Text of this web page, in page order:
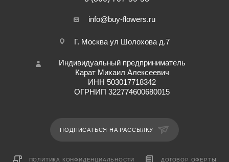
info@buy-flowers.ru
Г. Москва ул Шолохова д.7
Индивидуальный предприниматель
Карат Михаил Алексеевич
ИНН 503017718342
ОГРНИП 322774600680015
ПОДПИСАТЬСЯ НА РАССЫЛКУ
ПОЛИТИКА КОНФИДЕНЦИАЛЬНОСТИ ДОГОВОР ОФЕРТЫ